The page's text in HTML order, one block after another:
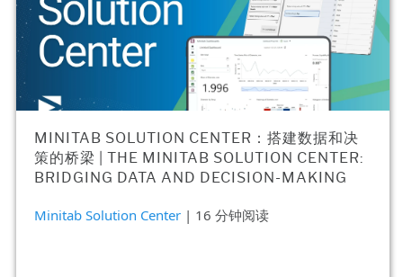
MINITAB SOLUTION CENTER：搭建数据和决
策的桥梁 | THE MINITAB SOLUTION CENTER:
BRIDGING DATA AND DECISION-MAKING
Minitab Solution Center | 16 分钟阅读